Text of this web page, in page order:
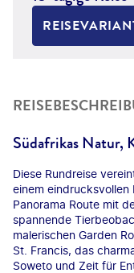
Südafrikas Natur,
Diese Rundreise
einem
Panorama Route mit
spannende
malerischen Garden
St. Francis, das
Soweto und Zeit für